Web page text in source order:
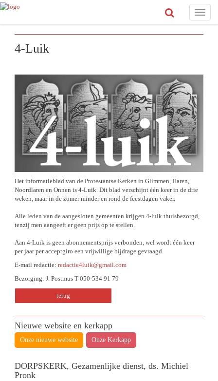
Toggle
4-Luik
Het informatieblad van de Protestantse Kerken in Glimmen, Haren,
Noordlaren en Onnen is 4-Luik. Dit blad verschijnt één keer in de drie
weken, maar in de zomer minder en rond de feestdagen vaker.
Alle leden van de aangesloten gemeenten krijgen 4-luik thuisbezorgd,
tenzij men aangeeft er geen prijs op te stellen.
Aan 4-Luik is geen abonnementsprijs verbonden, wel wordt één keer
per jaar per acceptgiro een vrijwillige bijdrage gevraagd.
E-mail redactie: redactie4luik@gmail.com
Bezorging: J. Postmus T 050-534 91 79
terug
Nieuwe website en kerkapp
Onze nieuwe website Onze Kerkapp
DORPSKERK, Gezamenlijke dienst, ds. Michiel
Pronk